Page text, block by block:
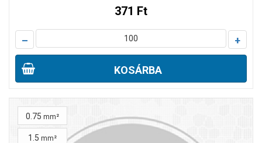
371 Ft
– +
KOSÁRBA
0.75 mm²
1.5 mm²